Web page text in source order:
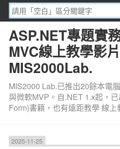
ASP.NET專題實
MVC線上教學影
MIS2000Lab.
MIS2000 Lab.已推出20餘本電
與微軟MVP。自.NET 1.x起，
Form)書籍，也有遠距教學 線上
2025-11-25